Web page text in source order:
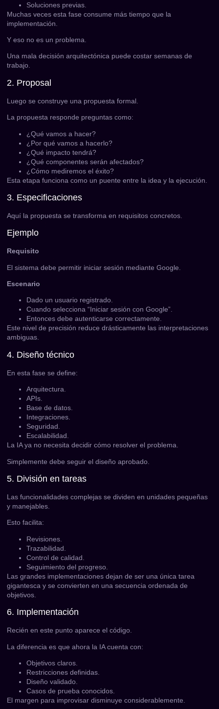
Soluciones previas.
Muchas veces esta fase consume más tiempo que la
implementación.
Y eso no es un problema.
Una mala decisión arquitectónica puede costar semanas de
trabajo.
2. Proposal
Luego se construye una propuesta formal.
La propuesta responde preguntas como:
¿Qué vamos a hacer?
¿Por qué vamos a hacerlo?
¿Qué impacto tendrá?
¿Qué componentes serán afectados?
¿Cómo mediremos el éxito?
Esta etapa funciona como un puente entre la idea y la ejecución.
3. Especificaciones
Aquí la propuesta se transforma en requisitos concretos.
Ejemplo
Requisito
El sistema debe permitir iniciar sesión mediante Google.
Escenario
Dado un usuario registrado.
Cuando selecciona “Iniciar sesión con Google”.
Entonces debe autenticarse correctamente.
Este nivel de precisión reduce drásticamente las interpretaciones
ambiguas.
4. Diseño técnico
En esta fase se define:
Arquitectura.
APIs.
Base de datos.
Integraciones.
Seguridad.
Escalabilidad.
La IA ya no necesita decidir cómo resolver el problema.
Simplemente debe seguir el diseño aprobado.
5. División en tareas
Las funcionalidades complejas se dividen en unidades pequeñas
y manejables.
Esto facilita:
Revisiones.
Trazabilidad.
Control de calidad.
Seguimiento del progreso.
Las grandes implementaciones dejan de ser una única tarea
gigantesca y se convierten en una secuencia ordenada de
objetivos.
6. Implementación
Recién en este punto aparece el código.
La diferencia es que ahora la IA cuenta con:
Objetivos claros.
Restricciones definidas.
Diseño validado.
Casos de prueba conocidos.
El margen para improvisar disminuye considerablemente.